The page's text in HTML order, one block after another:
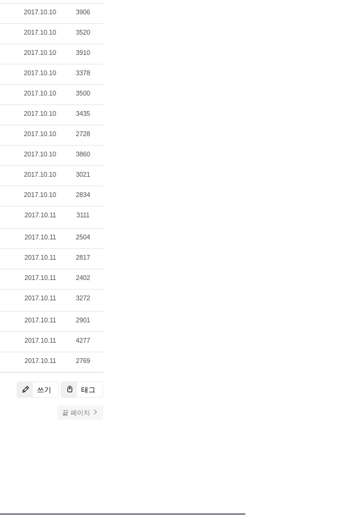
2017.10.10 3906
2017.10.10 3520
2017.10.10 3910
2017.10.10 3378
2017.10.10 3500
2017.10.10 3435
2017.10.10 2728
2017.10.10 3860
2017.10.10 3021
2017.10.10 2834
2017.10.11 3111
2017.10.11 2504
2017.10.11 2817
2017.10.11 2402
2017.10.11 3272
2017.10.11 2901
2017.10.11 4277
2017.10.11 2769
쓰기 태그
끝 페이지